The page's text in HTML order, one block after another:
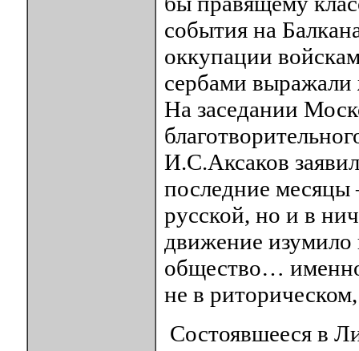
события на
оккупации
сербами выражали
На заседании
И.С.Аксаков
последние месяцы
русской, но и в
движение изумило
общество…
не в
Состоявшееся в